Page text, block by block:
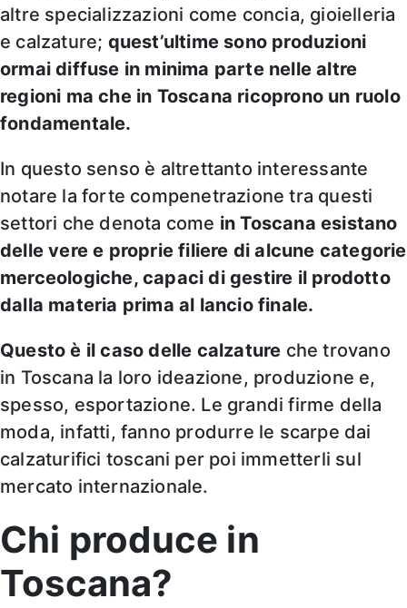
altre specializzazioni come concia, gioielleria
e calzature; quest’ultime sono produzioni
ormai diffuse in minima parte nelle altre
regioni ma che in Toscana ricoprono un ruolo
fondamentale.
In questo senso è altrettanto interessante
notare la forte compenetrazione tra questi
settori che denota come in Toscana esistano
delle vere e proprie filiere di alcune categorie
merceologiche, capaci di gestire il prodotto
dalla materia prima al lancio finale.
Questo è il caso delle calzature che trovano
in Toscana la loro ideazione, produzione e,
spesso, esportazione. Le grandi firme della
moda, infatti, fanno produrre le scarpe dai
calzaturifici toscani per poi immetterli sul
mercato internazionale.
Chi produce in
Toscana?